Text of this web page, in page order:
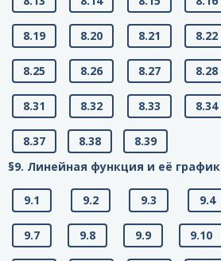
8.19 8.20 8.21 8.22
8.25 8.26 8.27 8.28
8.31 8.32 8.33 8.34
8.37 8.38
8.39
§9. Линейная функция и её график
9.1 9.2 9.3 9.4
9.7 9.8 9.9 9.10